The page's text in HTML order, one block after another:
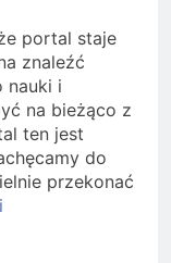
portal staje
znaleźć
nauki i
na bieżąco z
ten jest
do
przekonać